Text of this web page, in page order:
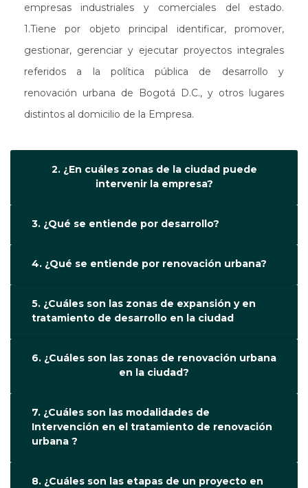
empresas industriales y comerciales del estado.
1.Tiene por objeto principal identificar, promover,
gestionar, gerenciar y ejecutar proyectos integrales
referidos a la política pública de desarrollo y
renovación urbana de Bogotá D.C., y otros lugares
distintos al domicilio de la Empresa.
2. ¿En cuáles zonas de la ciudad puede
intervenir la empresa?
3. ¿Qué se entiende por desarrollo?
4. ¿Qué se entiende por renovación urbana?
5. ¿Cuáles son las zonas de expansión y en
tratamiento de desarrollo en la ciudad
6. ¿Cuáles son las zonas de renovación urbana
en la ciudad?
7. ¿Cuáles son las modalidades de
Intervención en el tratamiento de renovación
urbana ?
8. ¿Cuáles son las etapas de un proyecto en